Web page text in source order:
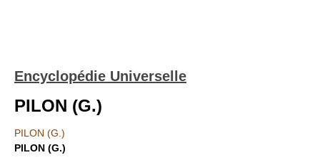
Encyclopédie Universelle
PILON (G.)
PILON (G.)
PILON (G.)